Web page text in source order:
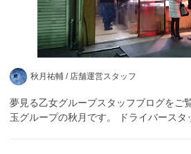
秋月祐輔 / 店舗運営スタッフ
夢見る乙女グループスタッフブログをご
玉グループの秋月です。 ドライバース